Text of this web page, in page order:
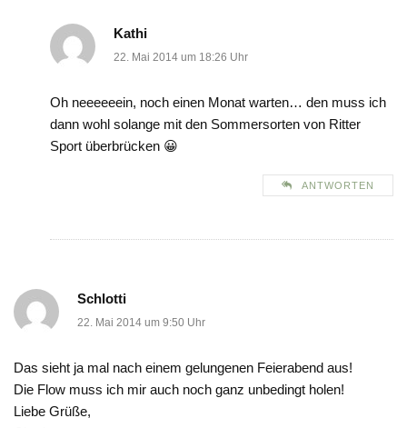
Kathi
22. Mai 2014 um 18:26 Uhr
Oh neeeeeein, noch einen Monat warten… den muss ich
dann wohl solange mit den Sommersorten von Ritter
Sport überbrücken 😀
ANTWORTEN
Schlotti
22. Mai 2014 um 9:50 Uhr
Das sieht ja mal nach einem gelungenen Feierabend aus!
Die Flow muss ich mir auch noch ganz unbedingt holen!
Liebe Grüße,